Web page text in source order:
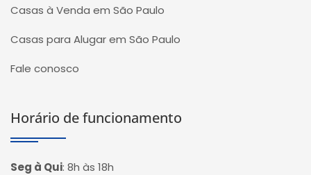
Casas à Venda em São Paulo
Casas para Alugar em São Paulo
Fale conosco
Horário de funcionamento
Seg à Qui: 8h às 18h